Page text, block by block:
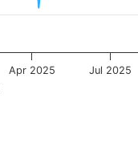
Jul 2025
Apr 2025